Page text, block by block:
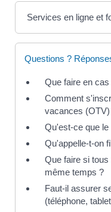
Services en ligne et
Questions ?
Que faire en
Comment
vacances
Qu'est-ce que
Qu'appelle-t-on
Que faire si
même temps ?
Faut-il assurer
(téléphone,